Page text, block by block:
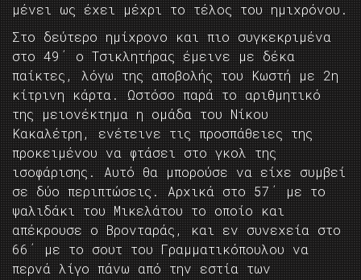
μένει ως έχει μέχρι το τέλος του ημιχρόνου.
Στο δεύτερο ημίχρονο και πιο συγκεκριμένα
στο 49΄ ο Τσικλητήρας έμεινε με δέκα
παίκτες, λόγω της αποβολής του Κωστή με 2η
κίτρινη κάρτα. Ωστόσο παρά το αριθμητικό
της μειονέκτημα η ομάδα του Νίκου
Κακαλέτρη, ενέτεινε τις προσπάθειες της
προκειμένου να φτάσει στο γκολ της
ισοφάρισης. Αυτό θα μπορούσε να είχε συμβεί
σε δύο περιπτώσεις. Αρχικά στο 57΄ με το
ψαλιδάκι του Μικελάτου το οποίο και
απέκρουσε ο Βρονταράς, και εν συνεχεία στο
66΄ με το σουτ του Γραμματικόπουλου να
περνά λίγο πάνω από την εστία των